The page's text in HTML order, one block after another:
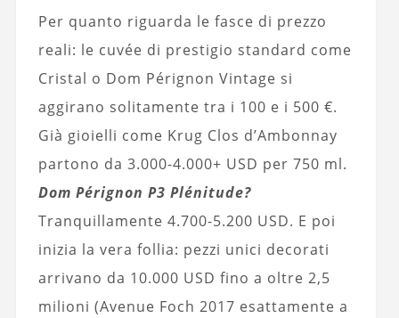
Per quanto riguarda le fasce di prezzo
reali: le cuvée di prestigio standard come
Cristal o Dom Pérignon Vintage si
aggirano solitamente tra i 100 e i 500 €.
Già gioielli come Krug Clos d’Ambonnay
partono da 3.000-4.000+ USD per 750 ml.
Dom Pérignon P3 Plénitude?
Tranquillamente 4.700-5.200 USD. E poi
inizia la vera follia: pezzi unici decorati
arrivano da 10.000 USD fino a oltre 2,5
milioni (Avenue Foch 2017 esattamente a